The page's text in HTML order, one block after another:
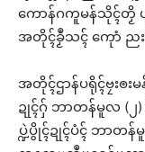
ကောန်ဂကူမန်သိုၚ်တၟိ
အတိုၚ်ခၟဳသၚ် ကေုာံ
အတိုၚ်ဌာန်ပရိုၚ်ဗၠးၜး
ဍုၚ်ဂှ် ဘာတန်မူလ (၂)
ပ္ဍဲပွိုၚ်ဍုၚ်ပံၚ် ဘာတ